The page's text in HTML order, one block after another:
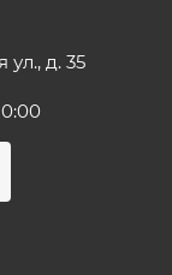
ул., д. 35